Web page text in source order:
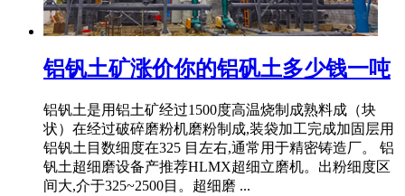
铝钒土矿涨价你的铝矾土多少钱一吨
铝钒土是用铝土矿经过1500度高温烧制成熟料成（块
状）在经过破碎磨粉机磨粉制成,装袋加工完成加固层用
铝钒土目数细度在325 目左右,通常用于精密铸造厂。 铝
钒土超细磨设备产推荐HLMX超细立磨机。出粉细度区
间大,介于325~2500目。超细磨 ...